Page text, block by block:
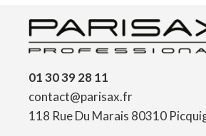
01 30 39 28 11
contact@parisax.fr
118 Rue Du Marais 80310